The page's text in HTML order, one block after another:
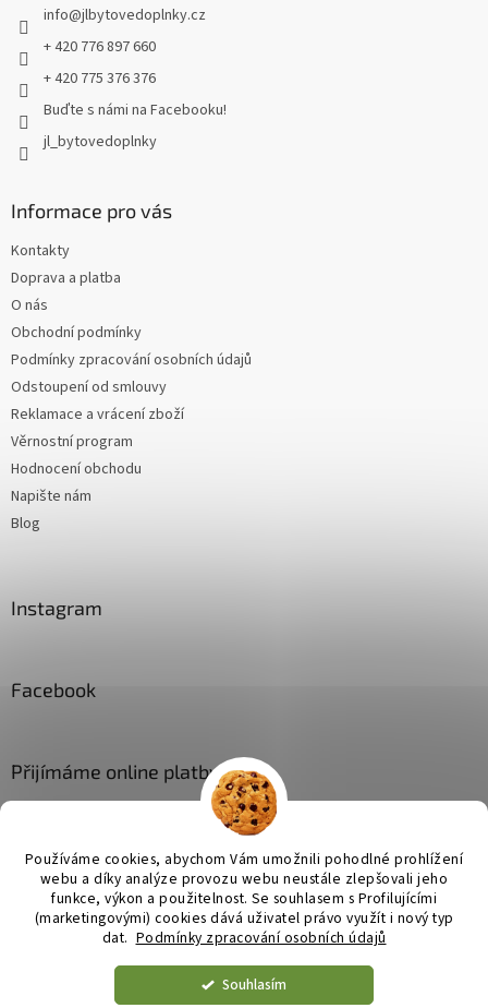
Používáme cookies, abychom Vám umožnili pohodlné prohlížení
webu a díky analýze provozu webu neustále zlepšovali jeho
funkce, výkon a použitelnost. Se souhlasem s Profilujícími
(marketingovými) cookies dává uživatel právo využít i nový typ
dat. Podmínky zpracování osobních údajů
Souhlasím
info@jlbytovedoplnky.cz
+ 420 776 897 660
+ 420 775 376 376
Buďte s námi na Facebooku!
jl_bytovedoplnky
Informace pro vás
Kontakty
Doprava a platba
O nás
Obchodní podmínky
Podmínky zpracování osobních údajů
Odstoupení od smlouvy
Reklamace a vrácení zboží
Věrnostní program
Hodnocení obchodu
Napište nám
Blog
Instagram
Facebook
Přijímáme online platby
Vytvořil Shoptet
JL bytové doplňky. Všechna práva vyhrazena.